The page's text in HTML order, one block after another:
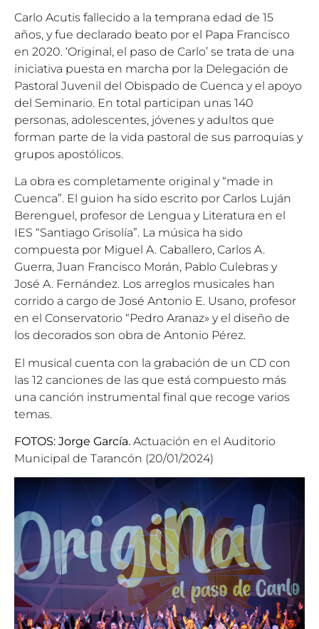
Carlo Acutis fallecido a la temprana edad de 15
años, y fue declarado beato por el Papa Francisco
en 2020. ‘Original, el paso de Carlo’ se trata de una
iniciativa puesta en marcha por la Delegación de
Pastoral Juvenil del Obispado de Cuenca y el apoyo
del Seminario. En total participan unas 140
personas, adolescentes, jóvenes y adultos que
forman parte de la vida pastoral de sus parroquias y
grupos apostólicos.
La obra es completamente original y “made in
Cuenca”. El guion ha sido escrito por Carlos Luján
Berenguel, profesor de Lengua y Literatura en el
IES “Santiago Grisolía”. La música ha sido
compuesta por Miguel A. Caballero, Carlos A.
Guerra, Juan Francisco Morán, Pablo Culebras y
José A. Fernández. Los arreglos musicales han
corrido a cargo de José Antonio E. Usano, profesor
en el Conservatorio “Pedro Aranaz» y el diseño de
los decorados son obra de Antonio Pérez.
El musical cuenta con la grabación de un CD con
las 12 canciones de las que está compuesto más
una canción instrumental final que recoge varios
temas.
FOTOS: Jorge García. Actuación en el Auditorio
Municipal de Tarancón (20/01/2024)